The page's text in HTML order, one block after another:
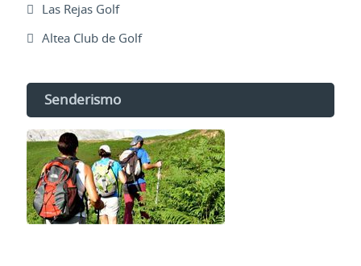
Las Rejas Golf
Altea Club de Golf
Senderismo